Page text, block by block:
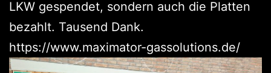
LKW gespendet, sondern auch die Platten
bezahlt. Tausend Dank.
https://www.maximator-gassolutions.de/